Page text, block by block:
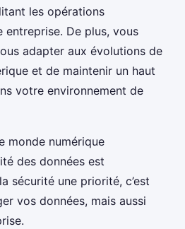
les opérations
De plus, vous
adapter aux évolutions de
et de maintenir un haut
votre environnement de
monde numérique
des données est
sécurité une priorité, c’est
vos données, mais aussi